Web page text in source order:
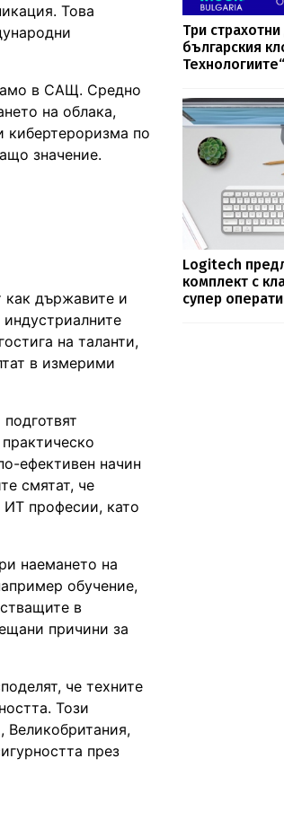
Това
в САЩ. Средно
на облака,
кибертероризма по
значение.
как държавите и
на таланти,
в измерими
ефективен начин
смятат, че
ИТ професии, като
наемането на
обучение,
в
причини за
че техните
Този
Великобритания,
през
Три
българския
Технологиите“
Logitech
комплект с
супер